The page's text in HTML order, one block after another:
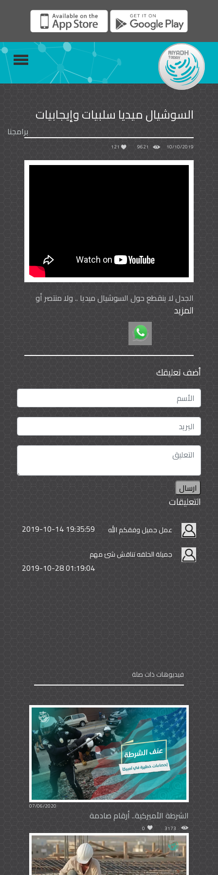
السوشيال ميديا سلبيات وإيجابيات
برامجنا
10/10/2019
9621
121
الجدل لا ينقطع حول السوشيال ميديا .. ولا منتصر أو
خاسر! #الشارع_شو
المزيد
أضف تعليقك
ارسال
التعليقات
عمل جميل وفقكم الله 2019-10-14 19:35:59
جميلة الحلقه تناقش شئ مهم
2019-10-28 01:19:04
فيديوهات ذات صلة
07/06/2020
الشرطة الأميركية.. أرقام صادمة
3173
0